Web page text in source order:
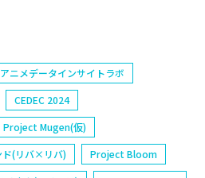
アニメデータインサイトラボ
CEDEC 2024
Project Mugen(仮)
ド(リバ×リバ)
Project Bloom